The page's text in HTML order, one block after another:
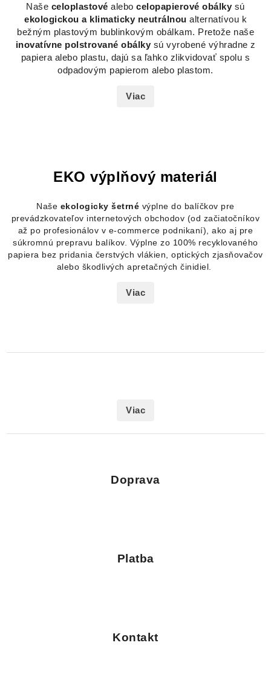
Naše celoplastovéalebocelopapierové obálky sú
ekologickou a klimaticky neutrálnou alternatívou k
bežným plastovým bublinkovým obálkam. Pretože naše
inovatívne polstrované obálky sú vyrobené výhradne z
papiera alebo plastu, dajú sa ľahko zlikvidovať spolu s
odpadovým papierom alebo plastom.
Viac
EKO výplňový materiál
Naše ekologicky šetrné výplne do balíčkov pre
prevádzkovateľov internetových obchodov (od začiatočníkov
až po profesionálov v e-commerce podnikaní), ako aj pre
súkromnú prepravu balíkov. Výplne zo 100% recyklovaného
papiera bez pridania čerstvých vlákien, optických zjasňovačov
alebo škodlivých apretačných činidiel.
Viac
Viac
Doprava
Platba
Kontakt